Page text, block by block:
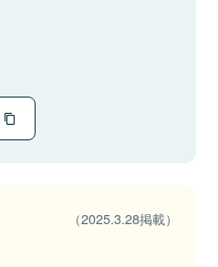
（2025.3.28掲載）